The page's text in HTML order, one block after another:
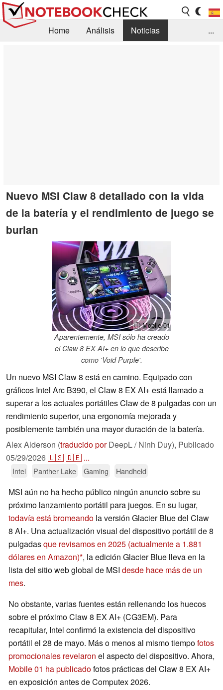
Home Análisis
Noticias
...
Nuevo MSI Claw 8 detallado con la vida
de la batería y el rendimiento de juego se
burlan
ⓘ Mobile 01
Aparentemente, MSI sólo ha creado
el Claw 8 EX AI+ en lo que describe
como 'Void Purple'.
Un nuevo MSI Claw 8 está en camino. Equipado con
gráficos Intel Arc B390, el Claw 8 EX AI+ está llamado a
superar a los actuales portátiles Claw de 8 pulgadas con un
rendimiento superior, una ergonomía mejorada y
posiblemente también una mayor duración de la batería.
Alex Alderson (traducido porDeepL / Ninh Duy), Publicado
05/29/2026🇺🇸🇩🇪 ...
Intel Panther Lake Gaming Handheld
MSI aún no ha hecho público ningún anuncio sobre su
próximo lanzamiento portátil para juegos. En su lugar,
todavía está bromeando la versión Glacier Blue del Claw
8 AI+. Una actualización visual del dispositivo portátil de 8
pulgadasque revisamos en 2025 (actualmente a 1.881
dólares en Amazon) , la edición Glacier Blue lleva en la
lista del sitio web global de MSI desde hace más de un
mes.
No obstante, varias fuentes están rellenando los huecos
sobre el próximo Claw 8 EX AI+ (CG3EM). Para
recapitular, Intel confirmó la existencia del dispositivo
portátil el 28 de mayo. Más o menos al mismo tiempofotos
promocionales revelaron el aspecto del dispositivo. Ahora,
Mobile 01 ha publicadofotos prácticas del Claw 8 EX AI+
en exposición antes de Computex 2026.